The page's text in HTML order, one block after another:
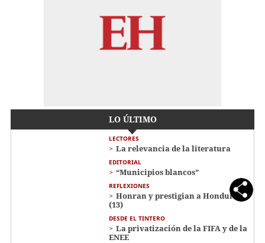
LO ÚLTIMO
LECTORES
La relevancia de la literatura
EDITORIAL
“Municipios blancos”
REFLEXIONES
Honran y prestigian a Honduras
(13)
DESDE EL TINTERO
La privatización de la FIFA y de la
ENEE